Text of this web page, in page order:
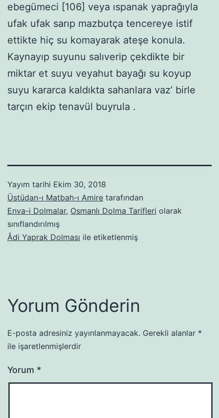
ebegümeci [106] veya ıspanak yaprağıyla
ufak ufak sarıp mazbutça tencereye istif
ettikte hiç su komayarak ateşe konula.
Kaynayıp suyunu salıverip çekdikte bir
miktar et suyu veyahut bayağı su koyup
suyu kararca kaldıkta sahanlara vaz’ birle
tarçın ekip tenavül buyrula .
Yayım tarihi Ekim 30, 2018
Üstüdan-ı Matbah-ı Amire tarafından
Enva-i Dolmalar, Osmanlı Dolma Tarifleri olarak
sınıflandırılmış
Âdi Yaprak Dolması ile etiketlenmiş
Yorum Gönderin
E-posta adresiniz yayınlanmayacak. Gerekli alanlar *
ile işaretlenmişlerdir
Yorum *